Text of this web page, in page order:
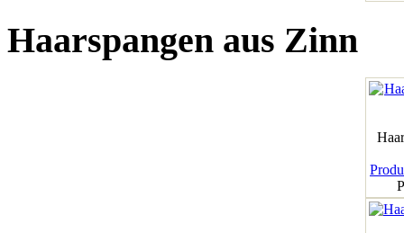
Haarspangen aus Zinn